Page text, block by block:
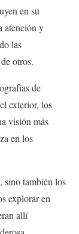
en su
atención y
las
otros.
de
exterior, los
visión más
en los
sino también los
explorar en
allí